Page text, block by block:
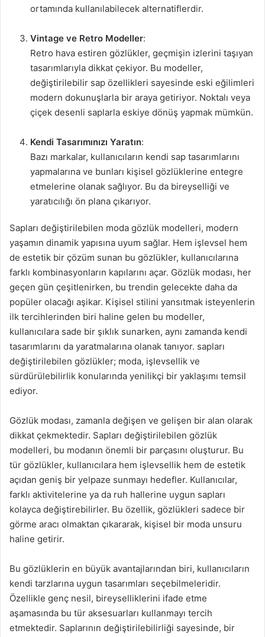
ortamında kullanılabilecek alternatiflerdir.
Vintage ve Retro Modeller:
Retro hava estiren gözlükler, geçmişin izlerini taşıyan
tasarımlarıyla dikkat çekiyor. Bu modeller,
değiştirilebilir sap özellikleri sayesinde eski eğilimleri
modern dokunuşlarla bir araya getiriyor. Noktalı veya
çiçek desenli saplarla eskiye dönüş yapmak mümkün.
Kendi Tasarımınızı Yaratın:
Bazı markalar, kullanıcıların kendi sap tasarımlarını
yapmalarına ve bunları kişisel gözlüklerine entegre
etmelerine olanak sağlıyor. Bu da bireyselliği ve
yaratıcılığı ön plana çıkarıyor.
Sapları değiştirilebilen moda gözlük modelleri, modern
yaşamın dinamik yapısına uyum sağlar. Hem işlevsel hem
de estetik bir çözüm sunan bu gözlükler, kullanıcılarına
farklı kombinasyonların kapılarını açar. Gözlük modası, her
geçen gün çeşitlenirken, bu trendin gelecekte daha da
popüler olacağı aşikar. Kişisel stilini yansıtmak isteyenlerin
ilk tercihlerinden biri haline gelen bu modeller,
kullanıcılara sade bir şıklık sunarken, aynı zamanda kendi
tasarımlarını da yaratmalarına olanak tanıyor. sapları
değiştirilebilen gözlükler; moda, işlevsellik ve
sürdürülebilirlik konularında yenilikçi bir yaklaşımı temsil
ediyor.
Gözlük modası, zamanla değişen ve gelişen bir alan olarak
dikkat çekmektedir. Sapları değiştirilebilen gözlük
modelleri, bu modanın önemli bir parçasını oluşturur. Bu
tür gözlükler, kullanıcılara hem işlevsellik hem de estetik
açıdan geniş bir yelpaze sunmayı hedefler. Kullanıcılar,
farklı aktivitelerine ya da ruh hallerine uygun sapları
kolayca değiştirebilirler. Bu özellik, gözlükleri sadece bir
görme aracı olmaktan çıkararak, kişisel bir moda unsuru
haline getirir.
Bu gözlüklerin en büyük avantajlarından biri, kullanıcıların
kendi tarzlarına uygun tasarımları seçebilmeleridir.
Özellikle genç nesil, bireyselliklerini ifade etme
aşamasında bu tür aksesuarları kullanmayı tercih
etmektedir. Saplarının değiştirilebilirliği sayesinde, bir